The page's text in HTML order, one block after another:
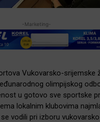
-Marketing-
Vukovarsko-srijemske
olimpijskog
u gotovo sve sportske
lokalnim klubovima
vodili pri izboru